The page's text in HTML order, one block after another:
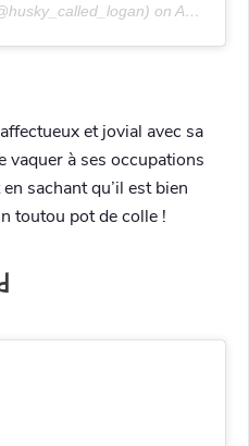
on Apr 14, 2020 at 6:49am PDT
et jovial avec sa
vaquer à ses occupations
sachant qu’il est bien
toutou pot de colle !